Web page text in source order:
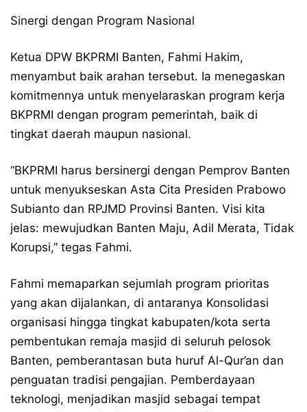
Sinergi dengan Program Nasional
​Ketua DPW BKPRMI Banten, Fahmi Hakim,
menyambut baik arahan tersebut. Ia menegaskan
komitmennya untuk menyelaraskan program kerja
BKPRMI dengan program pemerintah, baik di
tingkat daerah maupun nasional.
​“BKPRMI harus bersinergi dengan Pemprov Banten
untuk menyukseskan Asta Cita Presiden Prabowo
Subianto dan RPJMD Provinsi Banten. Visi kita
jelas: mewujudkan Banten Maju, Adil Merata, Tidak
Korupsi,” tegas Fahmi.
​Fahmi memaparkan sejumlah program prioritas
yang akan dijalankan, di antaranya Konsolidasi
organisasi hingga tingkat kabupaten/kota serta
pembentukan remaja masjid di seluruh pelosok
Banten, pemberantasan buta huruf Al-Qur’an dan
penguatan tradisi pengajian. Pemberdayaan
teknologi, menjadikan masjid sebagai tempat